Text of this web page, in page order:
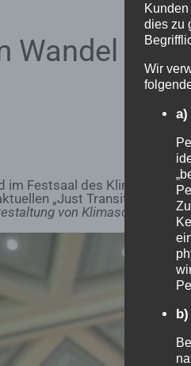
Wandel bei
Festsaal des
„Just Transition“-
von
dies zu
Wir